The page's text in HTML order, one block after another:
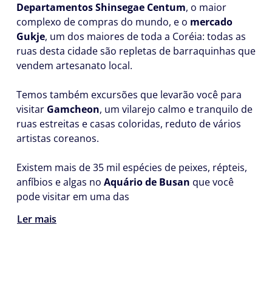
Departamentos Shinsegae Centum, o maior
complexo de compras do mundo, e o mercado
Gukje, um dos maiores de toda a Coréia: todas as
ruas desta cidade são repletas de barraquinhas que
vendem artesanato local.
Temos também excursões que levarão você para
visitar Gamcheon, um vilarejo calmo e tranquilo de
ruas estreitas e casas coloridas, reduto de vários
artistas coreanos.
Existem mais de 35 mil espécies de peixes, répteis,
anfíbios e algas no Aquário de Busan que você
pode visitar em uma das
Ler mais